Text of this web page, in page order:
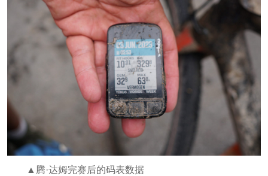
▲腾·达姆完赛后的码表数据